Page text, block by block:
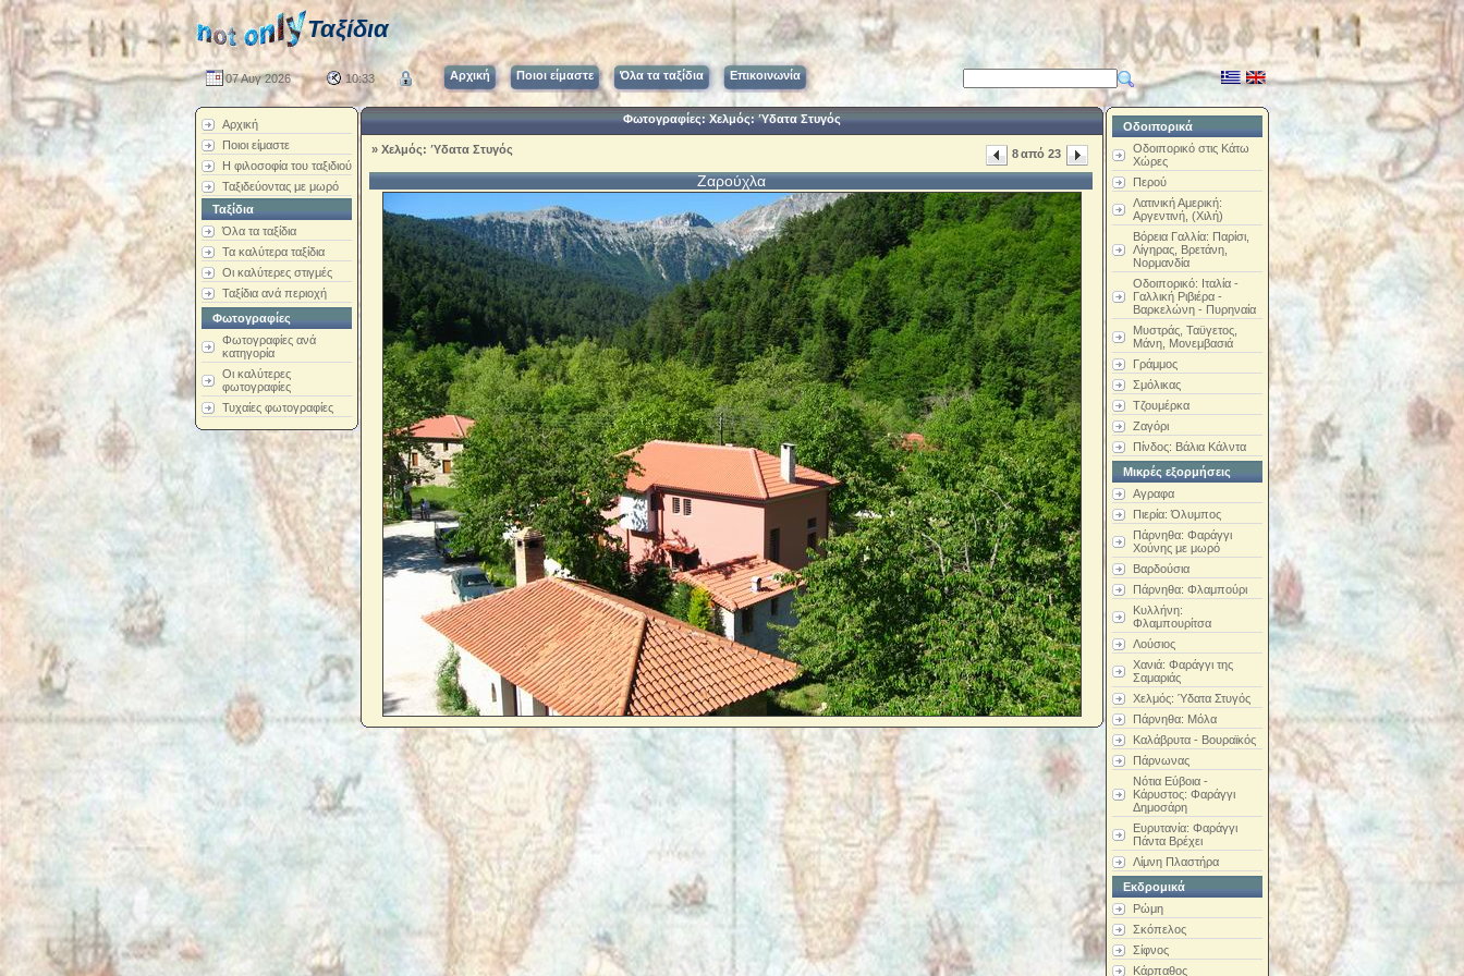
Ταξίδια
07 Αυγ 2026 10:33 Αρχική Ποιοι είμαστε Όλα τα ταξίδια Επικοινωνία
Αρχική
Ποιοι είμαστε
Η φιλοσοφία του ταξιδιού
Ταξιδεύοντας με μωρό
Ταξίδια
Όλα τα ταξίδια
Τα καλύτερα ταξίδια
Οι καλύτερες στιγμές
Ταξίδια ανά περιοχή
Φωτογραφίες
Φωτογραφίες ανά
κατηγορία
Οι καλύτερες
φωτογραφίες
Τυχαίες φωτογραφίες
Φωτογραφίες: Χελμός: Ύδατα Στυγός
» Χελμός: Ύδατα Στυγός 8από 23
Ζαρούχλα
Οδοιπορικά
Οδοιπορικό στις Κάτω
Χώρες
Περού
Λατινική Αμερική:
Αργεντινή, (Χιλή)
Βόρεια Γαλλία: Παρίσι,
Λίγηρας, Βρετάνη,
Νορμανδία
Οδοιπορικό: Ιταλία -
Γαλλική Ριβιέρα -
Βαρκελώνη - Πυρηναία
Μυστράς, Ταϋγετος,
Μάνη, Μονεμβασιά
Γράμμος
Σμόλικας
Τζουμέρκα
Ζαγόρι
Πίνδος: Βάλια Κάλντα
Μικρές εξορμήσεις
Αγραφα
Πιερία: Όλυμπος
Πάρνηθα: Φαράγγι
Χούνης με μωρό
Βαρδούσια
Πάρνηθα: Φλαμπούρι
Κυλλήνη:
Φλαμπουρίτσα
Λούσιος
Χανιά: Φαράγγι της
Σαμαριάς
Χελμός: Ύδατα Στυγός
Πάρνηθα: Μόλα
Καλάβρυτα - Βουραϊκός
Πάρνωνας
Νότια Εύβοια -
Κάρυστος: Φαράγγι
Δημοσάρη
Ευρυτανία: Φαράγγι
Πάντα Βρέχει
Λίμνη Πλαστήρα
Εκδρομικά
Ρώμη
Σκόπελος
Σίφνος
Κάρπαθος